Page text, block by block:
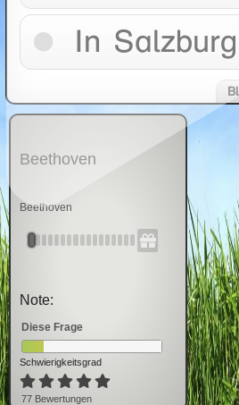
In Salzburg
Beethoven
Beethoven
Note:
Diese Frage
Schwierigkeitsgrad
77 Bewertungen